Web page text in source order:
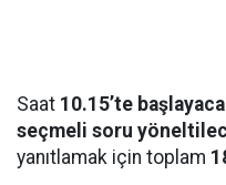
Saat 10.15’te
seçmeli soru
yanıtlamak için toplam